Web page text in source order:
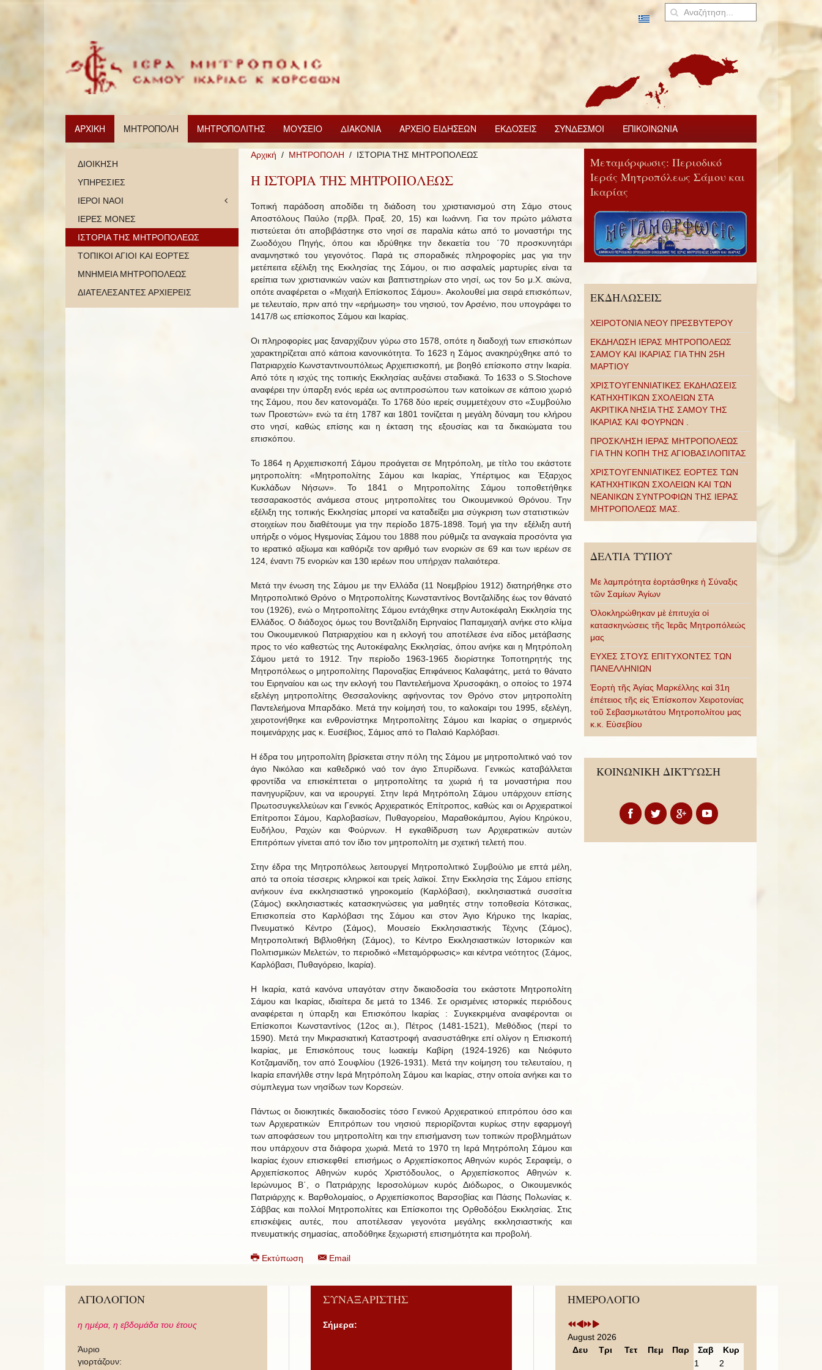
ΑΡΧΙΚΗ ΜΗΤΡΟΠΟΛΗ ΜΗΤΡΟΠΟΛΙΤΗΣ ΜΟΥΣΕΙΟ ΔΙΑΚΟΝΙΑ ΑΡΧΕΙΟ ΕΙΔΗΣΕΩΝ ΕΚΔΟΣΕΙΣ ΣΥΝΔΕΣΜΟΙ ΕΠΙΚΟΙΝΩΝΙΑ
Αρχική ΜΗΤΡΟΠΟΛΗ ΙΣΤΟΡΙΑ ΤΗΣ ΜΗΤΡΟΠΟΛΕΩΣ
Η ΙΣΤΟΡΙΑ ΤΗΣ ΜΗΤΡΟΠΟΛΕΩΣ
Τοπική παράδοση αποδίδει τη διάδοση του χριστιανισμού στη Σάμο στους
Αποστόλους Παύλο (πρβλ. Πραξ. 20, 15) και Ιωάννη. Για τον πρώτο μάλιστα
πιστεύεται ότι αποβιβάστηκε στο νησί σε παραλία κάτω από το μοναστήρι της
Ζωοδόχου Πηγής, όπου και ιδρύθηκε την δεκαετία του ΄70 προσκυνητάρι
αναμνηστικό του γεγονότος. Παρά τις σποραδικές πληροφορίες μας για την
μετέπειτα εξέλιξη της Εκκλησίας της Σάμου, οι πιο ασφαλείς μαρτυρίες είναι τα
ερείπια των χριστιανικών ναών και βαπτιστηρίων στο νησί, ως τον 5ο μ.Χ. αιώνα,
οπότε αναφέρεται ο «Μιχαήλ Επίσκοπος Σάμου». Ακολουθεί μια σειρά επισκόπων,
με τελευταίο, πριν από την «ερήμωση» του νησιού, τον Αρσένιο, που υπογράφει το
1417/8 ως επίσκοπος Σάμου και Ικαρίας.
Οι πληροφορίες μας ξαναρχίζουν γύρω στο 1578, οπότε η διαδοχή των επισκόπων
χαρακτηρίζεται από κάποια κανονικότητα. Το 1623 η Σάμος ανακηρύχθηκε από το
Πατριαρχείο Κωνσταντινουπόλεως Αρχιεπισκοπή, με βοηθό επίσκοπο στην Ικαρία.
Από τότε η ισχύς της τοπικής Εκκλησίας αυξάνει σταδιακά. Το 1633 ο S.Stochove
αναφέρει την ύπαρξη ενός ιερέα ως αντιπροσώπου των κατοίκων σε κάποιο χωριό
της Σάμου, που δεν κατονομάζει. Το 1768 δύο ιερείς συμμετέχουν στο «Συμβούλιο
των Προεστών» ενώ τα έτη 1787 και 1801 τονίζεται η μεγάλη δύναμη του κλήρου
στο νησί, καθώς επίσης και η έκταση της εξουσίας και τα δικαιώματα του
επισκόπου.
Το 1864 η Αρχιεπισκοπή Σάμου προάγεται σε Μητρόπολη, με τίτλο του εκάστοτε
μητροπολίτη: «Μητροπολίτης Σάμου και Ικαρίας, Υπέρτιμος και Έξαρχος
Κυκλάδων Νήσων». Το 1841 ο Μητροπολίτης Σάμου τοποθετήθηκε
τεσσαρακοστός ανάμεσα στους μητροπολίτες του Οικουμενικού Θρόνου. Την
εξέλιξη της τοπικής Εκκλησίας μπορεί να καταδείξει μια σύγκριση των στατιστικών
στοιχείων που διαθέτουμε για την περίοδο 1875-1898. Τομή για την εξέλιξη αυτή
υπήρξε ο νόμος Ηγεμονίας Σάμου του 1888 που ρύθμιζε τα αναγκαία προσόντα για
το ιερατικό αξίωμα και καθόριζε τον αριθμό των ενοριών σε 69 και των ιερέων σε
124, έναντι 75 ενοριών και 130 ιερέων που υπήρχαν παλαιότερα.
Μετά την ένωση της Σάμου με την Ελλάδα (11 Νοεμβρίου 1912) διατηρήθηκε στο
Μητροπολιτικό Θρόνο ο Μητροπολίτης Κωνσταντίνος Βοντζαλίδης έως τον θάνατό
του (1926), ενώ ο Μητροπολίτης Σάμου εντάχθηκε στην Αυτοκέφαλη Εκκλησία της
Ελλάδος. Ο διάδοχος όμως του Βοντζαλίδη Ειρηναίος Παπαμιχαήλ ανήκε στο κλίμα
του Οικουμενικού Πατριαρχείου και η εκλογή του αποτέλεσε ένα είδος μετάβασης
προς το νέο καθεστώς της Αυτοκέφαλης Εκκλησίας, όπου ανήκε και η Μητρόπολη
Σάμου μετά το 1912. Την περίοδο 1963-1965 διορίστηκε Τοποτηρητής της
Μητροπόλεως ο μητροπολίτης Παροναξίας Επιφάνειος Καλαφάτης, μετά το θάνατο
του Ειρηναίου και ως την εκλογή του Παντελεήμονα Χρυσοφάκη, ο οποίος το 1974
εξελέγη μητροπολίτης Θεσσαλονίκης αφήνοντας τον Θρόνο στον μητροπολίτη
Παντελεήμονα Μπαρδάκο. Μετά την κοίμησή του, το καλοκαίρι του 1995, εξελέγη,
χειροτονήθηκε και ενθρονίστηκε Μητροπολίτης Σάμου και Ικαρίας ο σημερινός
ποιμενάρχης μας κ. Ευσέβιος, Σάμιος από το Παλαιό Καρλόβασι.
Η έδρα του μητροπολίτη βρίσκεται στην πόλη της Σάμου με μητροπολιτικό ναό τον
άγιο Νικόλαο και καθεδρικό ναό τον άγιο Σπυρίδωνα. Γενικώς καταβάλλεται
φροντίδα να επισκέπτεται ο μητροπολίτης τα χωριά ή τα μοναστήρια που
πανηγυρίζουν, και να ιερουργεί. Στην Ιερά Μητρόπολη Σάμου υπάρχουν επίσης
Πρωτοσυγκελλεύων και Γενικός Αρχιερατικός Επίτροπος, καθώς και οι Αρχιερατικοί
Επίτροποι Σάμου, Καρλοβασίων, Πυθαγορείου, Μαραθοκάμπου, Αγίου Κηρύκου,
Ευδήλου, Ραχών και Φούρνων. Η εγκαθίδρυση των Αρχιερατικών αυτών
Επιτρόπων γίνεται από τον ίδιο τον μητροπολίτη με σχετική τελετή που.
Στην έδρα της Μητροπόλεως λειτουργεί Μητροπολιτικό Συμβούλιο με επτά μέλη,
από τα οποία τέσσερις κληρικοί και τρείς λαϊκοί. Στην Εκκλησία της Σάμου επίσης
ανήκουν ένα εκκλησιαστικό γηροκομείο (Καρλόβασι), εκκλησιαστικά συσσίτια
(Σάμος) εκκλησιαστικές κατασκηνώσεις για μαθητές στην τοποθεσία Κότσικας,
Επισκοπεία στο Καρλόβασι της Σάμου και στον Άγιο Κήρυκο της Ικαρίας,
Πνευματικό Κέντρο (Σάμος), Μουσείο Εκκλησιαστικής Τέχνης (Σάμος),
Μητροπολιτική Βιβλιοθήκη (Σάμος), το Κέντρο Εκκλησιαστικών Ιστορικών και
Πολιτισμικών Μελετών, το περιοδικό «Μεταμόρφωσις» και κέντρα νεότητος (Σάμος,
Καρλόβασι, Πυθαγόρειο, Ικαρία).
Η Ικαρία, κατά κανόνα υπαγόταν στην δικαιοδοσία του εκάστοτε Μητροπολίτη
Σάμου και Ικαρίας, ιδιαίτερα δε μετά το 1346. Σε ορισμένες ιστορικές περιόδους
αναφέρεται η ύπαρξη και Επισκόπου Ικαρίας : Συγκεκριμένα αναφέρονται οι
Επίσκοποι Κωνσταντίνος (12ος αι.), Πέτρος (1481-1521), Μεθόδιος (περί το
1590). Μετά την Μικρασιατική Καταστροφή ανασυστάθηκε επί ολίγον η Επισκοπή
Ικαρίας, με Επισκόπους τους Ιωακείμ Καβίρη (1924-1926) και Νεόφυτο
Κοτζαμανίδη, τον από Σουφλίου (1926-1931). Μετά την κοίμηση του τελευταίου, η
Ικαρία επανήλθε στην Ιερά Μητρόπολη Σάμου και Ικαρίας, στην οποία ανήκει και το
σύμπλεγμα των νησίδων των Κορσεών.
Πάντως οι διοικητικές δικαιοδοσίες τόσο Γενικού Αρχιερατικού επιτρόπου όσο και
των Αρχιερατικών Επιτρόπων του νησιού περιορίζονται κυρίως στην εφαρμογή
των αποφάσεων του μητροπολίτη και την επισήμανση των τοπικών προβλημάτων
που υπάρχουν στα διάφορα χωριά. Μετά το 1970 τη Ιερά Μητρόπολη Σάμου και
Ικαρίας έχουν επισκεφθεί επισήμως ο Αρχιεπίσκοπος Αθηνών κυρός Σεραφείμ, ο
Αρχιεπίσκοπος Αθηνών κυρός Χριστόδουλος, ο Αρχιεπίσκοπος Αθηνών κ.
Ιερώνυμος Β΄, ο Πατριάρχης Ιεροσολύμων κυρός Διόδωρος, ο Οικουμενικός
Πατριάρχης κ. Βαρθολομαίος, ο Αρχιεπίσκοπος Βαρσοβίας και Πάσης Πολωνίας κ.
Σάββας και πολλοί Μητροπολίτες και Επίσκοποι της Ορθοδόξου Εκκλησίας. Στις
επισκέψεις αυτές, που αποτέλεσαν γεγονότα μεγάλης εκκλησιαστικής και
πνευματικής σημασίας, αποδόθηκε ξεχωριστή επισημότητα και προβολή.
Εκτύπωση Email
ΔΙΟΙΚΗΣΗ
ΥΠΗΡΕΣΙΕΣ
ΙΕΡΟΙ ΝΑΟΙ
ΙΕΡΕΣ ΜΟΝΕΣ
ΙΣΤΟΡΙΑ ΤΗΣ ΜΗΤΡΟΠΟΛΕΩΣ
ΤΟΠΙΚΟΙ ΑΓΙΟΙ ΚΑΙ ΕΟΡΤΕΣ
ΜΝΗΜΕΙΑ ΜΗΤΡΟΠΟΛΕΩΣ
ΔΙΑΤΕΛΕΣΑΝΤΕΣ ΑΡΧΙΕΡΕΙΣ
Μεταμόρφωσις: Περιοδικό
Ιεράς Μητροπόλεως Σάμου και
Ικαρίας
ΕΚΔΗΛΩΣΕΙΣ
ΧΕΙΡΟΤΟΝΙΑ ΝΕΟΥ ΠΡΕΣΒΥΤΕΡΟΥ
ΕΚΔΗΛΩΣΗ ΙΕΡΑΣ ΜΗΤΡΟΠΟΛΕΩΣ
ΣΑΜΟΥ ΚΑΙ ΙΚΑΡΙΑΣ ΓΙΑ ΤΗΝ 25Η
ΜΑΡΤΙΟΥ
ΧΡΙΣΤΟΥΓΕΝΝΙΑΤΙΚΕΣ ΕΚΔΗΛΩΣΕΙΣ
ΚΑΤΗΧΗΤΙΚΩΝ ΣΧΟΛΕΙΩΝ ΣΤΑ
ΑΚΡΙΤΙΚΑ ΝΗΣΙΑ ΤΗΣ ΣΑΜΟΥ ΤΗΣ
ΙΚΑΡΙΑΣ ΚΑΙ ΦΟΥΡΝΩΝ .
ΠΡΟΣΚΛΗΣΗ ΙΕΡΑΣ ΜΗΤΡΟΠΟΛΕΩΣ
ΓΙΑ ΤΗΝ ΚΟΠΗ ΤΗΣ ΑΓΙΟΒΑΣΙΛΟΠΙΤΑΣ
ΧΡΙΣΤΟΥΓΕΝΝΙΑΤΙΚΕΣ ΕΟΡΤΕΣ ΤΩΝ
ΚΑΤΗΧΗΤΙΚΩΝ ΣΧΟΛΕΙΩΝ ΚΑΙ ΤΩΝ
ΝΕΑΝΙΚΩΝ ΣΥΝΤΡΟΦΙΩΝ ΤΗΣ ΙΕΡΑΣ
ΜΗΤΡΟΠΟΛΕΩΣ ΜΑΣ.
ΔΕΛΤΙΑ ΤΥΠΟΥ
Με λαμπρότητα ἑορτάσθηκε ἡ Σύναξις
τῶν Σαμίων Ἁγίων
Ὁλοκληρώθηκαν μὲ ἐπιτυχία οἱ
κατασκηνώσεις τῆς Ἱερᾶς Μητροπόλεώς
μας
ΕΥΧΕΣ ΣΤΟΥΣ ΕΠΙΤΥΧΟΝΤΕΣ ΤΩΝ
ΠΑΝΕΛΛΗΝΙΩΝ
Ἑορτὴ τῆς Ἁγίας Μαρκέλλης καὶ 31η
ἐπέτειος τῆς εἰς Ἐπίσκοπον Χειροτονίας
τοῦ Σεβασμιωτάτου Μητροπολίτου μας
κ.κ. Εὐσεβίου
ΚΟΙΝΩΝΙΚΗ ΔΙΚΤΥΩΣΗ
ΑΓΙΟΛΟΓΙΟΝ
η ημέρα, η εβδομάδα του έτους
Άυριο
γιορτάζουν:
ΣΥΝΑΞΑΡΙΣΤΗΣ
Σήμερα:
ΗΜΕΡΟΛΟΓΙΟ
Previous
Year
Previous
Month
Next
Year
Next
Month
August 2026
Δευ
Τρι Τετ Πεμ Παρ Σαβ
Κυρ
1
2